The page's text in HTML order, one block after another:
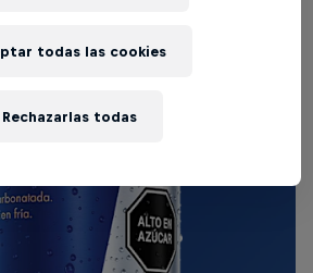
Rechazarlas todas
todas las cookies